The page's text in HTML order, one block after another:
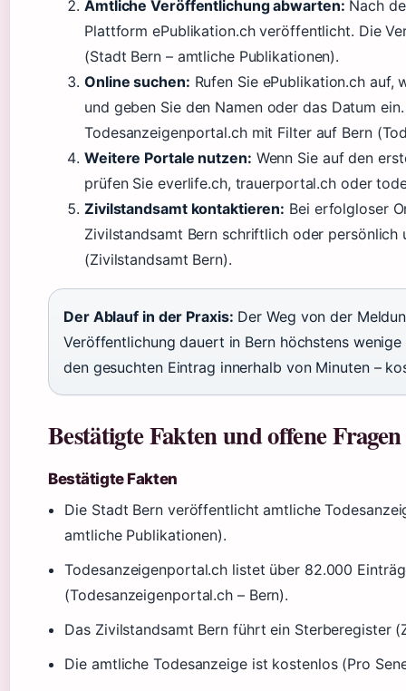
Amtliche Veröffentlichung abwarten: Nach
Plattform ePublikation.ch veröffentlicht. Die
(Stadt Bern – amtliche Publikationen).
Online suchen: Rufen Sie ePublikation.ch auf,
und geben Sie den Namen oder das Datum
Todesanzeigenportal.ch mit Filter auf Bern
Weitere Portale nutzen: Wenn Sie auf den
prüfen Sie everlife.ch, trauerportal.ch oder
Zivilstandsamt kontaktieren: Bei erfolgloser
Zivilstandsamt Bern schriftlich oder
(Zivilstandsamt Bern).
Der Ablauf in der Praxis: Der Weg von der
Veröffentlichung dauert in Bern höchstens
den gesuchten Eintrag innerhalb von Minuten –
Bestätigte Fakten und offene Fragen
Bestätigte Fakten
Die Stadt Bern veröffentlicht amtliche
amtliche Publikationen).
Todesanzeigenportal.ch listet über 82.000
(Todesanzeigenportal.ch – Bern).
Das Zivilstandsamt Bern führt ein Sterberegister
Die amtliche Todesanzeige ist kostenlos (Pro